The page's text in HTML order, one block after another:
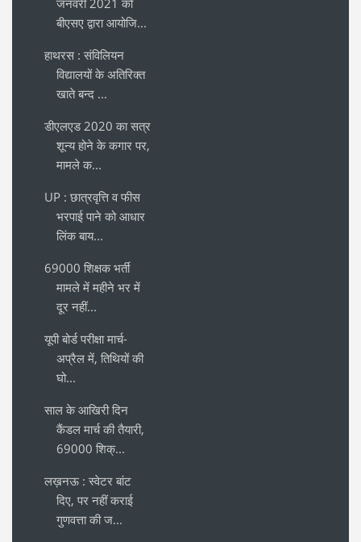
बीएसए द्वारा आयोजि...
हाथरस : संविलियन
विद्यालयों के अतिरिक्त
खाते बन्द ...
डीएलएड 2020 का सत्र
शून्य होने के कगार पर,
मामले क...
UP : छात्रवृत्ति व फीस
भरपाई पाने को आधार
लिंक बाय...
69000 शिक्षक भर्ती
मामले में महीने भर में
दूर नहीं...
यूपी बोर्ड परीक्षा मार्च-
अप्रैल में, तिथियों की
घो...
साल के आखिरी दिन
कैंडल मार्च की तैयारी,
69000 शिक्...
लख़नऊ : स्वेटर बांट
दिए, पर नहीं कराई
गुणवत्ता की ज...